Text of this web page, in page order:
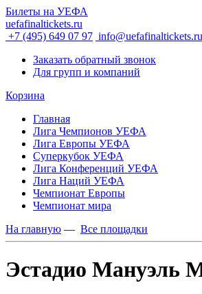
Билеты на УЕФА
uefafinaltickets.ru
+7 (495) 649 07 97 info@uefafinaltickets.ru
Заказать обратный звонок
Для групп и компаний
Корзина
Главная
Лига Чемпионов УЕФА
Лига Европы УЕФА
Суперкубок УЕФА
Лига Конференций УЕФА
Лига Наций УЕФА
Чемпионат Европы
Чемпионат мира
На главную — Все площадки
Эстадио Мануэль